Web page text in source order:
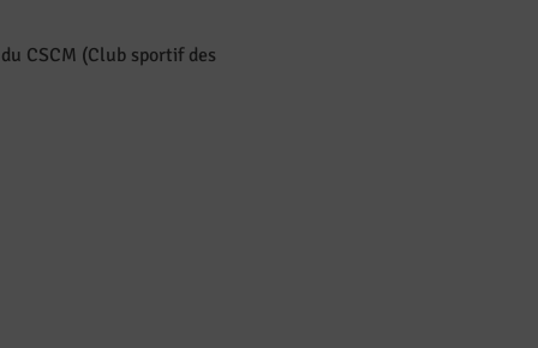
CSCM (Club sportif des